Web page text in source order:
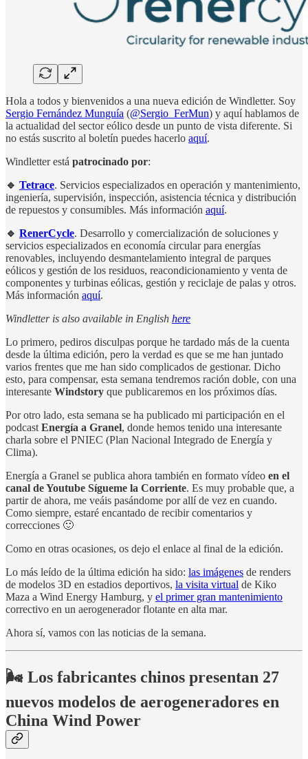
Hola a todos y bienvenidos a una nueva edición de Windletter. Soy
Sergio Fernández Munguía (@Sergio_FerMun) y aquí hablamos de
la actualidad del sector eólico desde un punto de vista diferente. Si
no estás suscrito al boletín puedes hacerlo aquí.
Windletter está patrocinado por:
🔹 Tetrace. Servicios especializados en operación y mantenimiento,
ingeniería, supervisión, inspección, asistencia técnica y distribución
de repuestos y consumibles. Más información aquí.
🔹 RenerCycle. Desarrollo y comercialización de soluciones y
servicios especializados en economía circular para energías
renovables, incluyendo desmantelamiento integral de parques
eólicos y gestión de los residuos, reacondicionamiento y venta de
componentes y turbinas eólicas, gestión y reciclaje de palas y otros.
Más información aquí.
Windletter is also available in English here
Lo primero, pediros disculpas porque he tardado más de la cuenta
desde la última edición, pero la verdad es que se me han juntado
varios frentes que me han sido complicados de gestionar. Dicho
esto, para compensar, esta semana tendremos ración doble, con una
interesante Windstory que publicaremos en los próximos días.
Por otro lado, esta semana se ha publicado mi participación en el
podcast Energía a Granel, donde hemos tenido una interesante
charla sobre el PNIEC (Plan Nacional Integrado de Energía y
Clima).
Energía a Granel se publica ahora también en formato vídeo en el
canal de Youtube Sígueme la Corriente. Es muy probable que, a
partir de ahora, me veáis pasándome por allí de vez en cuando.
Como siempre, estaré encantado de recibir comentarios y
correcciones 🙂
Como en otras ocasiones, os dejo el enlace al final de la edición.
Lo más leído de la última edición ha sido: las imágenes de renders
de modelos 3D en estadios deportivos, la visita virtual de Kiko
Maza a Wind Energy Hamburg, y el primer gran mantenimiento
correctivo en un aerogenerador flotante en alta mar.
Ahora sí, vamos con las noticias de la semana.
🌬️ Los fabricantes chinos presentan 27
nuevos modelos de aerogeneradores en
China Wind Power